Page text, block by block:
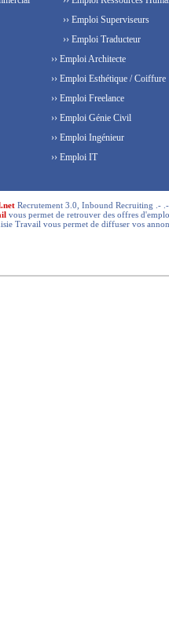
›› Emploi Superviseurs
›› Emploi Traducteur
›› Emploi Architecte
›› Emploi Esthétique / Coiffure
›› Emploi Freelance
›› Emploi Génie Civil
›› Emploi Ingénieur
›› Emploi IT
Recrutement 3.0, Inbound Recruiting .-
vous permet de retrouver des offres
Travail vous permet de diffuser vos